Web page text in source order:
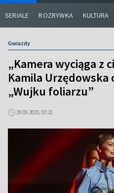
SERIALE ROZRYWKA KULTURA
Gwiazdy
„Kamera wyciąga z
Kamila Urzędowska
„Wujku foliarzu”
29.05.2025, 07:21